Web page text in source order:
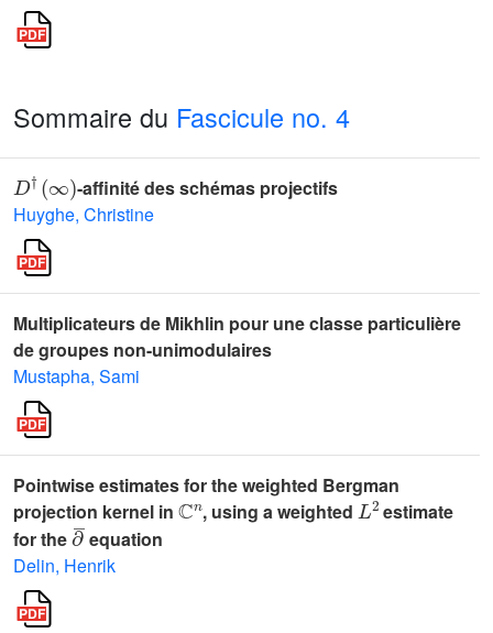
Sommaire du Fascicule no. 4
† (
-affinité des schémas projectifs
Huyghe, Christine
Multiplicateurs de Mikhlin pour une classe particulière
de groupes non-unimodulaires
Mustapha, Sami
Pointwise estimates for the weighted Bergman
projection kernel in
ℂn
, using a weighted
L2
estimate
for the
∂¯
equation
Delin, Henrik